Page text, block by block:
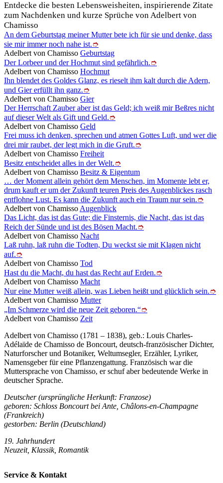
Entdecke die besten Lebensweisheiten, inspirierende Zitate
zum Nachdenken und kurze Sprüche von Adelbert von
Chamisso
An dem Geburtstag meiner Mutter bete ich für sie und denke, dass
sie mir immer noch nahe ist.➮
Adelbert von Chamisso Geburtstag
Der Lorbeer und der Hochmut sind gefährlich.➮
Adelbert von Chamisso Hochmut
Ihn blendet des Goldes Glanz, es rieselt ihm kalt durch die Adern,
und Gier erfüllt ihn ganz.➮
Adelbert von Chamisso Gier
Der Herrschaft Zauber aber ist das Geld; ich weiß mir Beßres nicht
auf dieser Welt als Gift und Geld.➮
Adelbert von Chamisso Geld
Frei muss ich denken, sprechen und atmen Gottes Luft, und wer die
drei mir raubet, der legt mich in die Gruft.➮
Adelbert von Chamisso Freiheit
Besitz entscheidet alles in der Welt.➮
Adelbert von Chamisso Besitz & Eigentum
… der Moment allein gehört dem Menschen, im Momente lebt er,
drum kauft er um der Zukunft teuren Preis des Augenblickes rasch
entflohne Lust. Es kann die Zukunft auch ein Traum nur sein.➮
Adelbert von Chamisso Augenblick
Das Licht, das ist das Gute; die Finsternis, die Nacht, das ist das
Reich der Sünde und ist des Bösen Macht.➮
Adelbert von Chamisso Nacht
Laß ruhn, laß ruhn die Todten, Du weckst sie mit Klagen nicht
auf.➮
Adelbert von Chamisso Tod
Hast du die Macht, du hast das Recht auf Erden.➮
Adelbert von Chamisso Macht
Nur eine Mutter weiß allein, was Lieben heißt und glücklich sein.➮
Adelbert von Chamisso Mutter
„Im Schmerze wird die neue Zeit geboren.“➮
Adelbert von Chamisso Zeit
Adelbert von Chamisso (1781 – 1838), geb.: Louis Charles-
Adélaïde de Chamisso de Boncourt, deutsch-französischer Dichter,
Naturforscher und Botaniker, Weltumsegler, Erzähler, Lyriker,
Namensgeber für eine Pflanzengattung. Französisch war die
Muttersprache von Chamisso, er schuf aber bedeutende Werke in
deutscher Sprache.
Deutscher (ursprüngliche Herkunft: Franzose)
geboren: Schloss Boncourt bei Ante, Châlons-en-Champagne
(Frankreich)
gestorben: Berlin (Deutschland)
19. Jahrhundert
Neuzeit, Klassik, Romantik
Service & Kontakt